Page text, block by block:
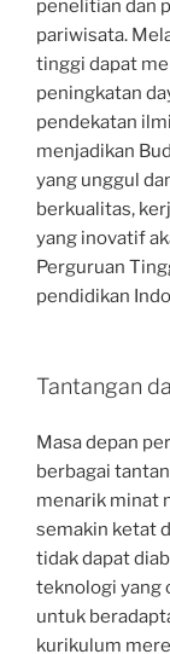
penelitian dan
pariwisata.
tinggi dapat
peningkatan
pendekatan
menjadikan
yang unggul
berkualitas,
yang inovatif
Perguruan
pendidikan
Tantangan
Masa depan
berbagai
menarik minat
semakin ketat
tidak dapat
teknologi yang
untuk
kurikulum